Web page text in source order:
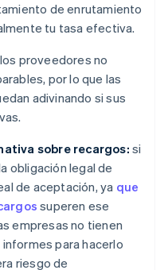
de enrutamiento
tu tasa efectiva.
los proveedores no
por lo que las
adivinando si sus
sobre recargos: si
obligación legal de
de aceptación, ya que
superen ese
empresas no tienen
para hacerlo
riesgo de